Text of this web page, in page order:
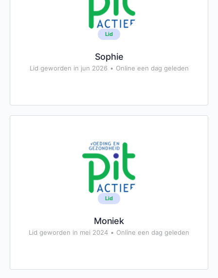
Lid
Sophie
Lid geworden in jun 2026 • Online een dag geleden
Lid
Moniek
Lid geworden in mei 2024 • Online een dag geleden